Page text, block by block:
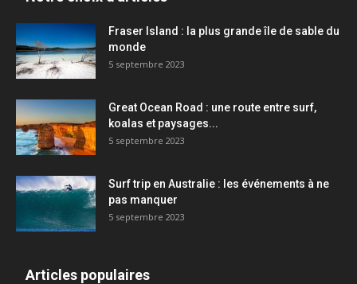
Fraser Island : la plus grande île de sable du
monde
5 septembre 2023
Great Ocean Road : une route entre surf,
koalas et paysages...
5 septembre 2023
Surf trip en Australie : les événements à ne
pas manquer
5 septembre 2023
Articles populaires